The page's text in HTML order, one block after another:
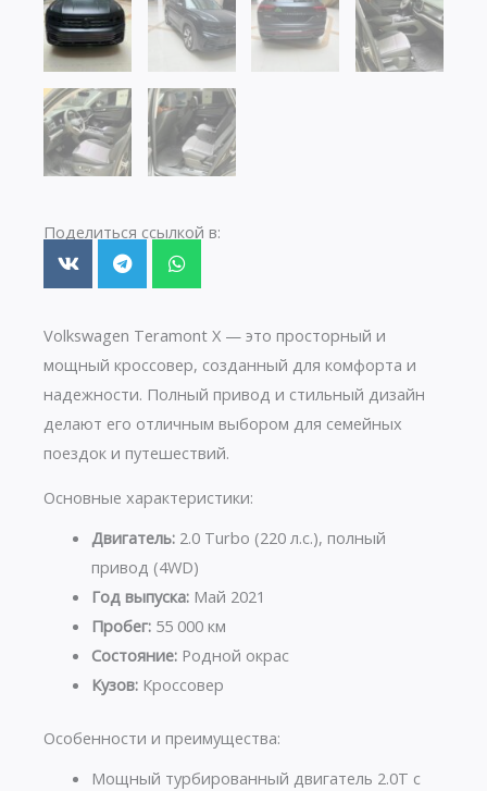
Поделиться ссылкой в:
Volkswagen Teramont X — это просторный и
мощный кроссовер, созданный для комфорта и
надежности. Полный привод и стильный дизайн
делают его отличным выбором для семейных
поездок и путешествий.
Основные характеристики:
Двигатель:2.0 Turbo (220 л.с.), полный
привод (4WD)
Год выпуска:Май 2021
Пробег:55 000 км
Состояние:Родной окрас
Кузов:Кроссовер
Особенности и преимущества:
Мощный турбированный двигатель 2.0T с